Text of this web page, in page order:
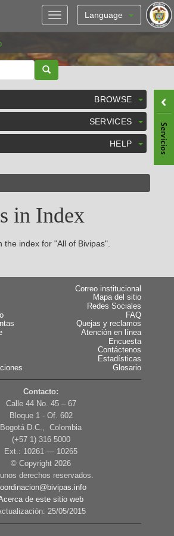
Language
BROWSE
SERVICES
HELP
in Index
index for "All of Bivipas".
Correo institucional
Mapa del sitio
Redes Sociales
FAQ
Quejas y reclamos
Atención en línea
Encuesta
Contáctenos
Estadísticas
Glosario
Contacto:
Calle 44 No. 45 – 67
Bloque 1 - Of. 602
Bogotá D.C., Colombia
(+57 1) 316 5000
Ext.: 10261 — 10265
© Copyright 2026
derechos reservados.
de este sitio web
25/05/2015